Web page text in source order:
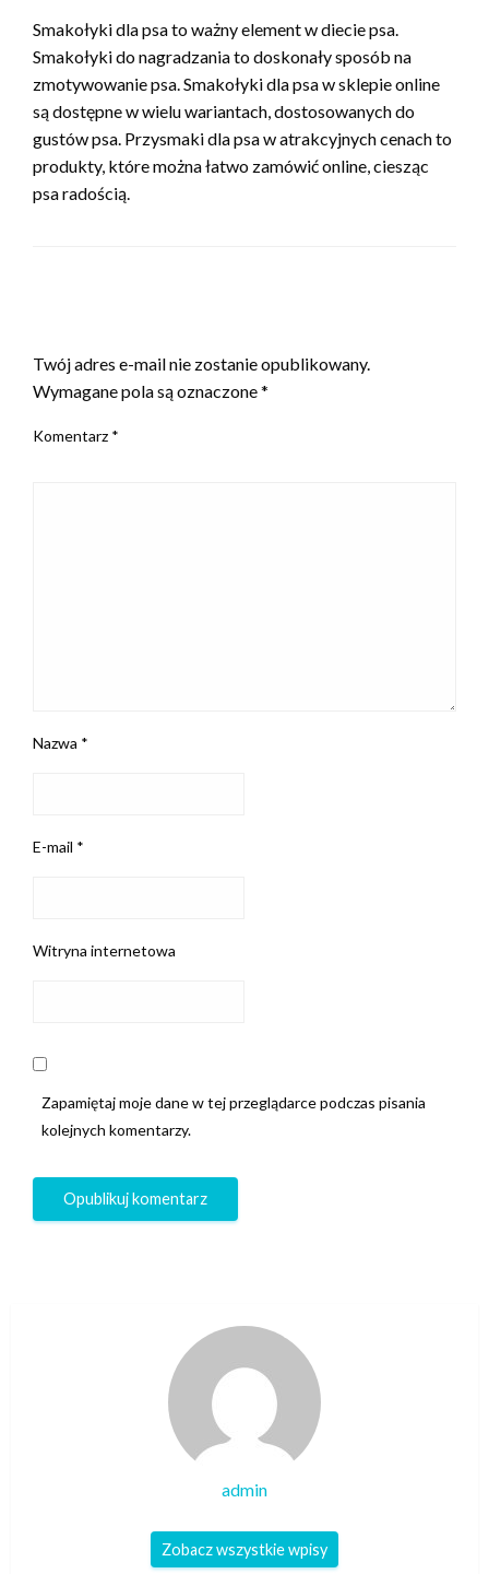
Smakołyki dla psa to ważny element w diecie psa.
Smakołyki do nagradzania to doskonały sposób na
zmotywowanie psa. Smakołyki dla psa w sklepie online
są dostępne w wielu wariantach, dostosowanych do
gustów psa. Przysmaki dla psa w atrakcyjnych cenach to
produkty, które można łatwo zamówić online, ciesząc
psa radością.
Twój adres e-mail nie zostanie opublikowany.
Wymagane pola są oznaczone*
Komentarz *
Nazwa *
E-mail *
Witryna internetowa
Zapamiętaj moje dane w tej przeglądarce podczas pisania
kolejnych komentarzy.
admin
Zobacz wszystkie wpisy